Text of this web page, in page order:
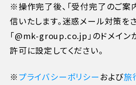
旅行開始日の当日
旅行開始後又は無連絡
※操作完了後、「受付完了のご案
信いたします。迷惑メール対策を
「@mk-group.co.jp」のドメイン
許可に設定してください。
※プライバシーポリシーおよび旅